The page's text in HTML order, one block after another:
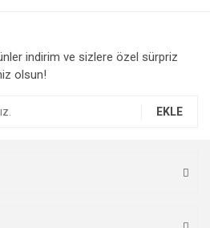
veya görüntülenemiyor.
bilgiler bulunuyor.
indirim ve sizlere özel sürpriz
olsun!
EKLE